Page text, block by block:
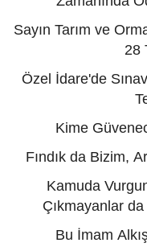
Sayın Tarım ve
28
Özel İdare'de
Kime
Fındık da Bizim,
Kamuda
Çıkmayanlar
Bu İmam